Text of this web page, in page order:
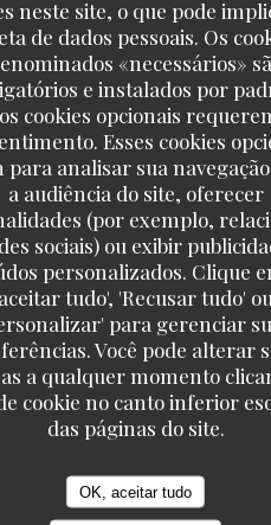
neste site, o que pode
de dados pessoais. Os
«necessários»
e instalados por
cookies opcionais
Esses cookies
para analisar sua
a audiência do site, oferecer
(por exemplo,
sociais) ou exibir
personalizados. Clique
aceitar tudo', 'Recusar tudo'
para gerenciar
Você pode alterar
a qualquer momento
cookie no canto inferior
das páginas do site.
OK, aceitar tudo
1 2 3
Bordeaux((abre numa nova janela))